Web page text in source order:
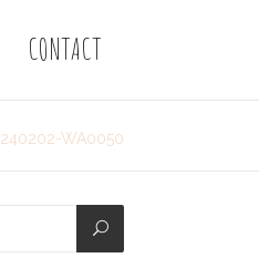
CONTACT
WA0050